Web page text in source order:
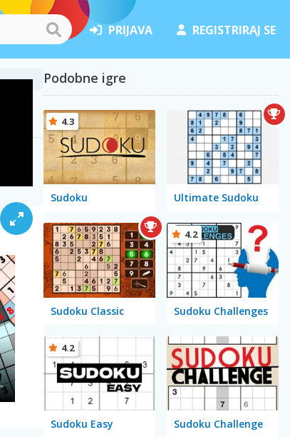
PRIJAVA REGISTRIRAJ SE
Podobne igre
Sudoku
4.3
Ultimate Sudoku
Sudoku Classic Sudoku Challenges
4.2
Sudoku Easy
4.2
Sudoku Challenge